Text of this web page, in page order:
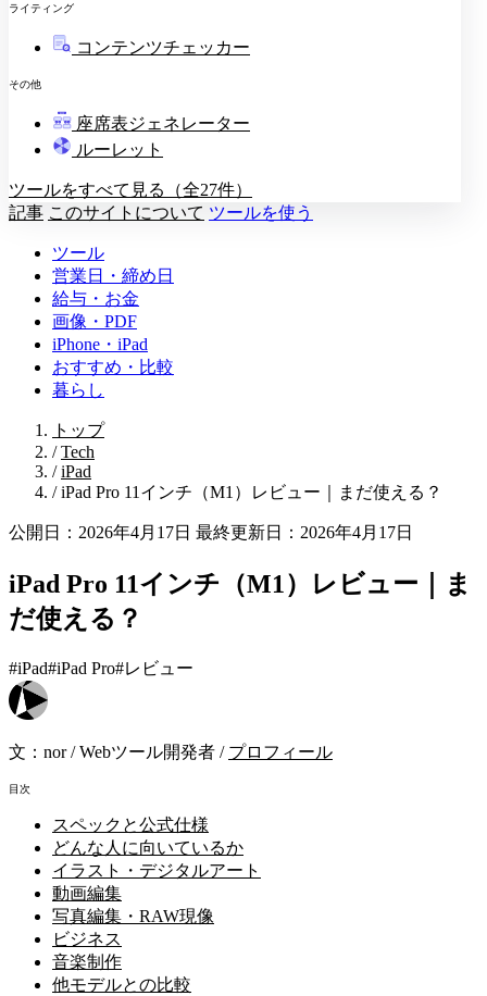
ライティング
コンテンツチェッカー
その他
教壇
座席表ジェネレーター
ルーレット
ツールをすべて見る（全27件）
記事 このサイトについて ツールを使う
ツール
営業日・締め日
給与・お金
画像・PDF
iPhone・iPad
おすすめ・比較
暮らし
トップ
/ Tech
/ iPad
/ iPad Pro 11インチ（M1）レビュー｜まだ使える？
公開日：2026年4月17日 最終更新日：2026年4月17日
iPad Pro 11インチ（M1）レビュー｜ま
だ使える？
#iPad#iPad Pro#レビュー
文： nor /Webツール開発者 / プロフィール
目次
スペックと公式仕様
どんな人に向いているか
イラスト・デジタルアート
動画編集
写真編集・RAW現像
ビジネス
音楽制作
他モデルとの比較